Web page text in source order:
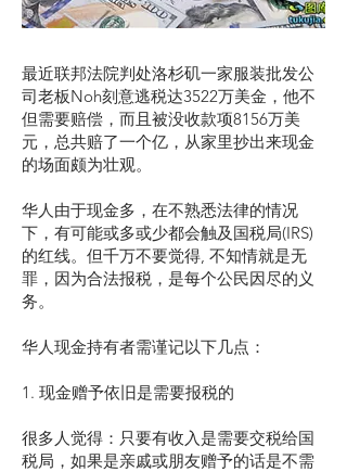
最近联邦法院判处洛杉矶一家服装批发公
司老板Noh刻意逃税达3522万美金，他不
但需要赔偿，而且被没收款项8156万美
元，总共赔了一个亿，从家里抄出来现金
的场面颇为壮观。
华人由于现金多，在不熟悉法律的情况
下，有可能或多或少都会触及国税局(IRS)
的红线。但千万不要觉得, 不知情就是无
罪，因为合法报税，是每个公民因尽的义
务。
华人现金持有者需谨记以下几点：
1. 现金赠予依旧是需要报税的
很多人觉得：只要有收入是需要交税给国
税局，如果是亲戚或朋友赠予的话是不需